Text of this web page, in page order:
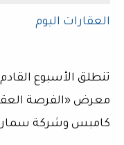
العقارات اليوم
تنطلق الأسبوع
معرض «الفرصة
كامبس وشركة